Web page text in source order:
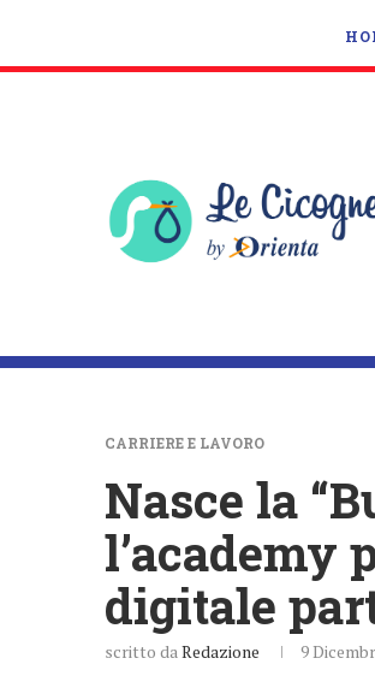
CARRIERE E LAVORO
Nasce la
l’academy
digitale
scritto daRedazione 9